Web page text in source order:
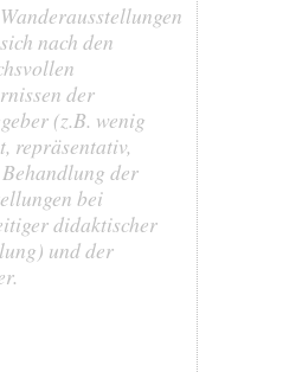
nach den
der
(z.B. wenig
repräsentativ,
der
bei
didaktischer
und der